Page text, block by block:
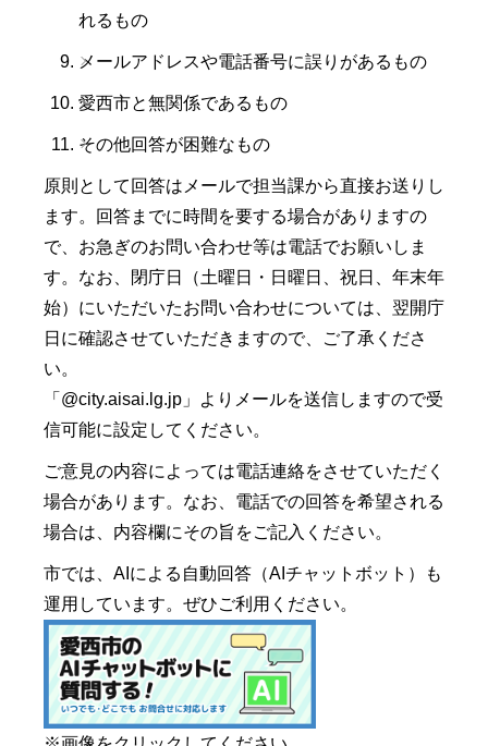
れるもの
メールアドレスや電話番号に誤りがあるもの
愛西市と無関係であるもの
その他回答が困難なもの
原則として回答はメールで担当課から直接お送りし
ます。回答までに時間を要する場合がありますの
で、お急ぎのお問い合わせ等は電話でお願いしま
す。なお、閉庁日（土曜日・日曜日、祝日、年末年
始）にいただいたお問い合わせについては、翌開庁
日に確認させていただきますので、ご了承くださ
い。
「@city.aisai.lg.jp」よりメールを送信しますので受
信可能に設定してください。
ご意見の内容によっては電話連絡をさせていただく
場合があります。なお、電話での回答を希望される
場合は、内容欄にその旨をご記入ください。
市では、AIによる自動回答（AIチャットボット）も
運用しています。ぜひご利用ください。